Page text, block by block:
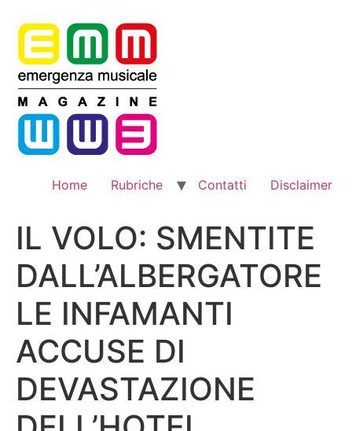
contenuto
Home Rubriche Contatti Disclaimer
IL VOLO: SMENTITE
DALL’ALBERGATORE
LE INFAMANTI
ACCUSE DI
DEVASTAZIONE